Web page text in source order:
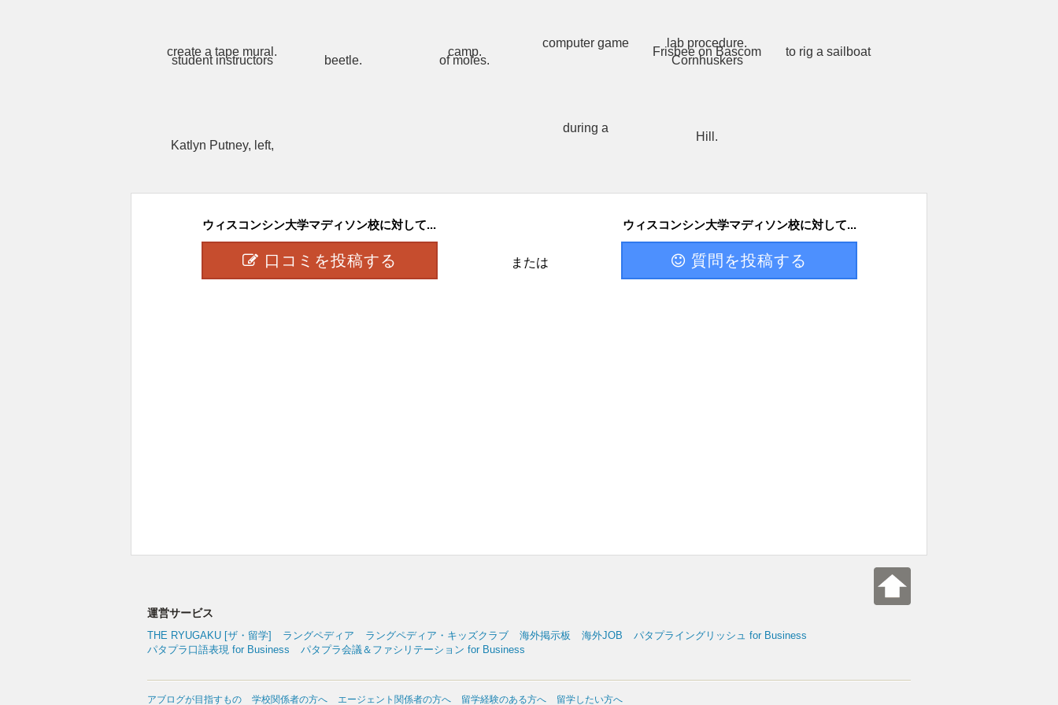
ウィスコンシン大学マディソン校に対して...
口コミを投稿する または
ウィスコンシン大学マディソン校に対して...
質問を投稿する
運営サービス
THE RYUGAKU [ザ・留学] ラングペディア ラングペディア・キッズクラブ 海外掲示板 海外JOB
パタプライングリッシュ for Business
パタプラ口語表現 for Business
パタプラ会議＆ファシリテーション for Business
アブログが目指すもの 学校関係者の方へ エージェント関係者の方へ 留学経験のある方へ 留学したい方へ